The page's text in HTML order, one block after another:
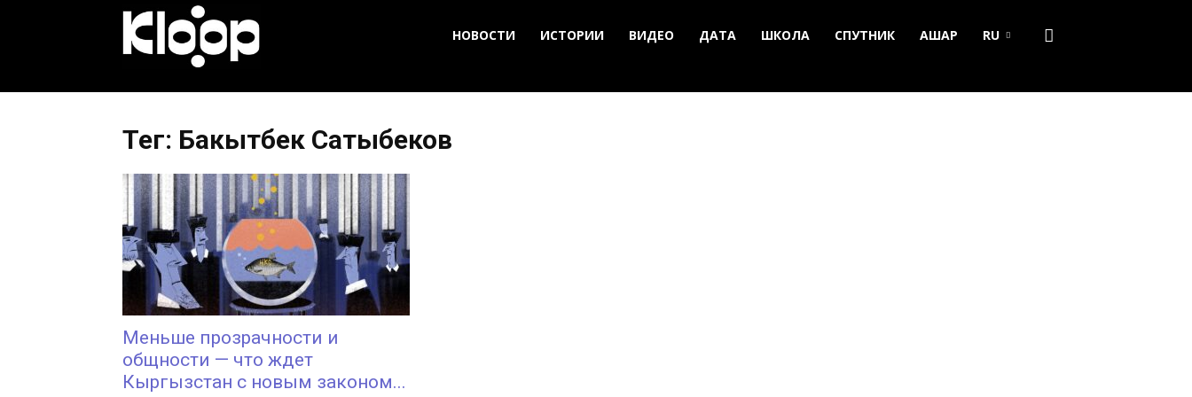
Новости
Кыргызстана
НОВОСТИ ИСТОРИИ ВИДЕО ДАТА ШКОЛА СПУТНИК АШАР RU
Тег: Бакытбек Сатыбеков
Меньше прозрачности и
общности — что ждет
Кыргызстан с новым законом...